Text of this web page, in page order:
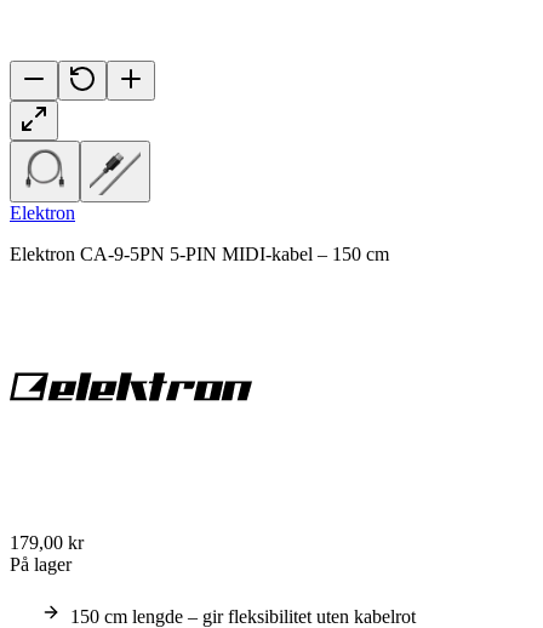
Elektron
Elektron CA-9-5PN 5-PIN MIDI-kabel – 150 cm
179,00 kr
På lager
150 cm lengde – gir fleksibilitet uten kabelrot